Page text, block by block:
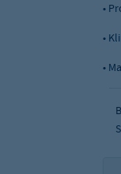
•
•
•